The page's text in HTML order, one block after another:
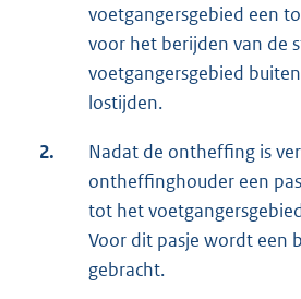
voetgangersgebied een
voor het berijden van de
voetgangersgebied
lostijden.
2.
Nadat de ontheffing is
ontheffinghouder een
tot het
Voor dit pasje wordt een
gebracht.